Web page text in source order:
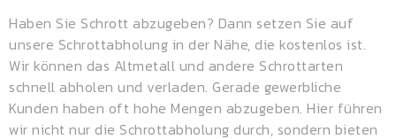
Haben Sie Schrott abzugeben? Dann setzen Sie auf
unsere Schrottabholung in der Nähe, die kostenlos ist.
Wir können das Altmetall und andere Schrottarten
schnell abholen und verladen. Gerade gewerbliche
Kunden haben oft hohe Mengen abzugeben. Hier führen
wir nicht nur die Schrottabholung durch, sondern bieten